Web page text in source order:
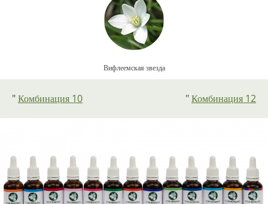
Вифлеемская звезда
"Комбинация 10 "Комбинация 12